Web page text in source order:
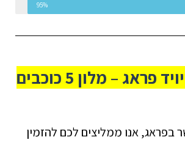
95%
מלון קינג דיויד פראג – מלון 5 כוכבים
בפראג, אנו ממליצים לכם להזמין